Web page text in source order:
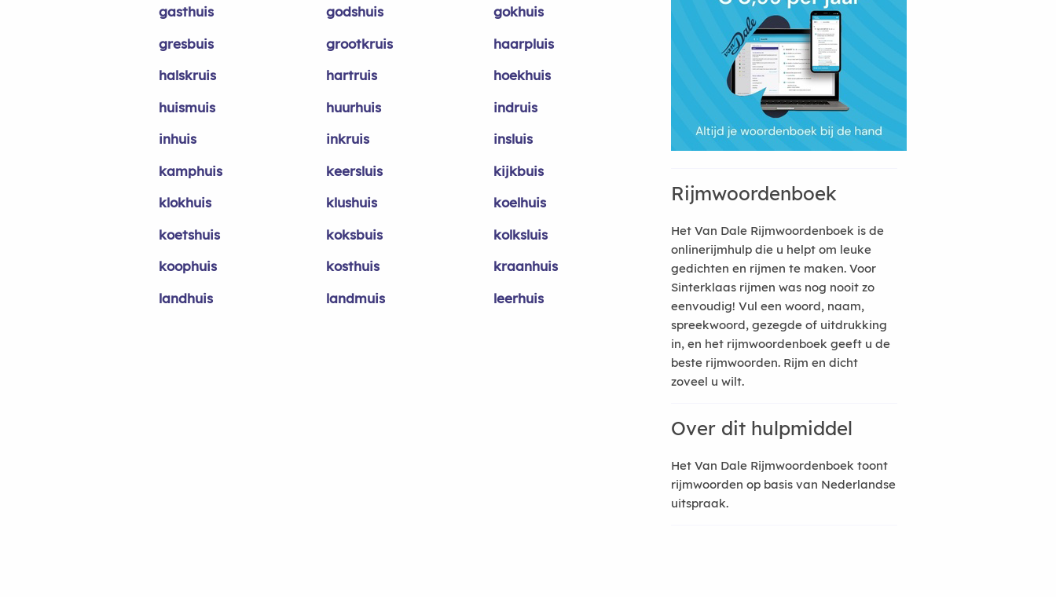
gasthuis
godshuis
gokhuis
gresbuis
grootkruis
haarpluis
halskruis
hartruis
hoekhuis
huismuis
huurhuis
indruis
inhuis
inkruis
insluis
kamphuis
keersluis
kijkbuis
klokhuis
klushuis
koelhuis
koetshuis
koksbuis
kolksluis
koophuis
kosthuis
kraanhuis
landhuis
landmuis leerhuis
Rijmwoordenboek
Het Van Dale Rijmwoordenboek is de
onlinerijmhulp die u helpt om leuke
gedichten en rijmen te maken. Voor
Sinterklaas rijmen was nog nooit zo
eenvoudig! Vul een woord, naam,
spreekwoord, gezegde of uitdrukking
in, en het rijmwoordenboek geeft u de
beste rijmwoorden. Rijm en dicht
zoveel u wilt.
Over dit hulpmiddel
Het Van Dale Rijmwoordenboek toont
rijmwoorden op basis van Nederlandse
uitspraak.